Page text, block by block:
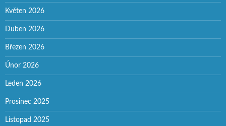
Květen 2026
Duben 2026
Březen 2026
Únor 2026
Leden 2026
Prosinec 2025
Listopad 2025